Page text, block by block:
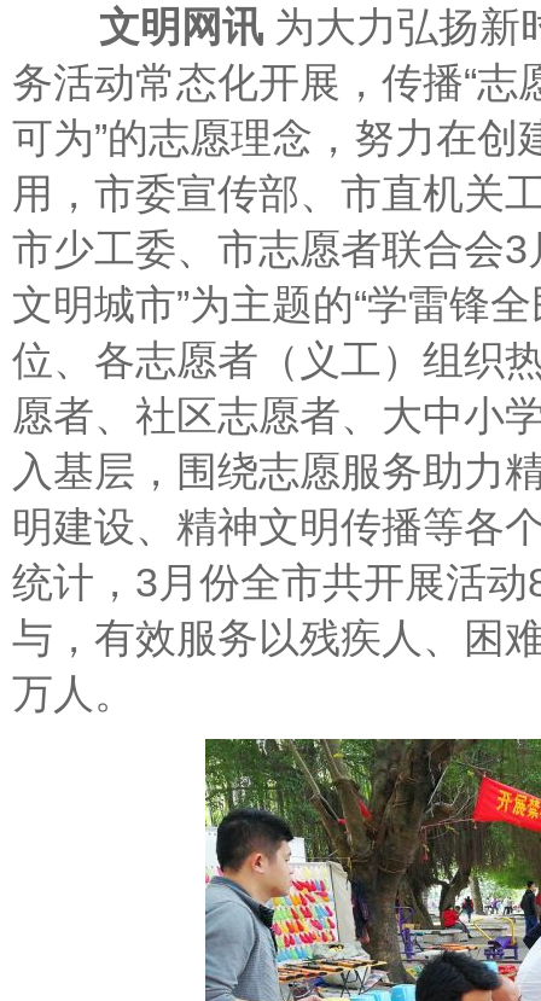
文明网讯 为大力弘扬新
务活动常态化开展，传播“
可为”的志愿理念，努力在
用，市委宣传部、市直机关
市少工委、市志愿者联合会
文明城市”为主题的“学雷锋
位、各志愿者（义工）组织
愿者、社区志愿者、大中小
入基层，围绕志愿服务助力
明建设、精神文明传播等各
统计，3月份全市共开展活
与，有效服务以残疾人、困
万人。